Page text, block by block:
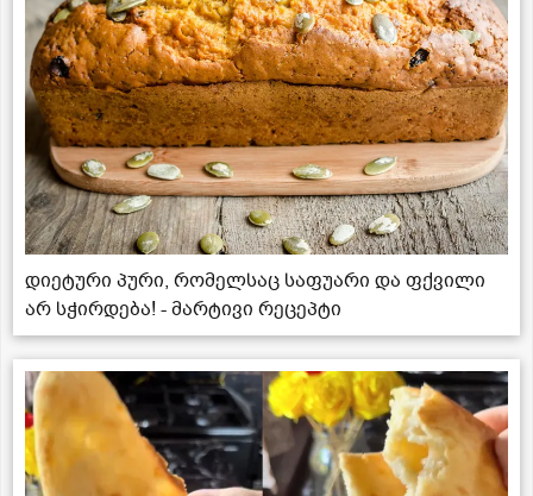
დიეტური პური, რომელსაც საფუარი და ფქვილი
არ სჭირდება! - მარტივი რეცეპტი